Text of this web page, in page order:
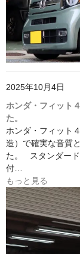
2025年10月4日
ホンダ・フィット
た。
ホンダ・フィット
造）で確実な音質
た。 スタンダード
付…
もっと見る